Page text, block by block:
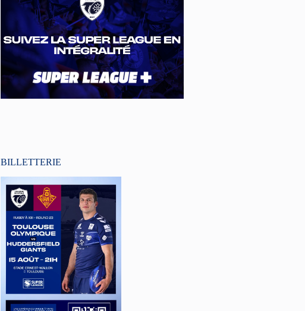
BILLETTERIE